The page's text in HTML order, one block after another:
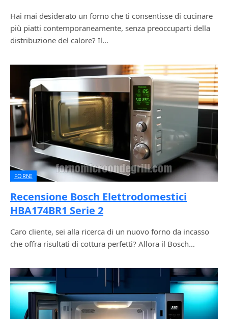
Hai mai desiderato un forno che ti consentisse di cucinare
più piatti contemporaneamente, senza preoccuparti della
distribuzione del calore? Il…
FORNI
Recensione Bosch Elettrodomestici
HBA174BR1 Serie 2
Caro cliente, sei alla ricerca di un nuovo forno da incasso
che offra risultati di cottura perfetti? Allora il Bosch…